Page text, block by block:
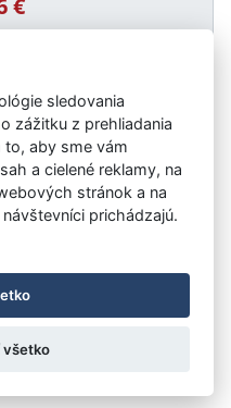
€
s.r.o. Košice
vyhradené
do 31.12.2010
sledovania
zážitku z prehliadania
aby sme vám
a cielené reklamy, na
stránok a na
prichádzajú.
všetko